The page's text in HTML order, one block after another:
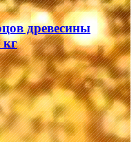
древесины
кг